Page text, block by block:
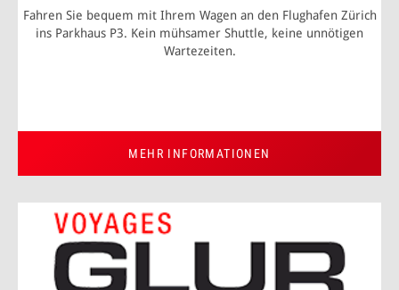
Fahren Sie bequem mit Ihrem Wagen an den Flughafen Zürich
ins Parkhaus P3. Kein mühsamer Shuttle, keine unnötigen
Wartezeiten.
MEHR INFORMATIONEN